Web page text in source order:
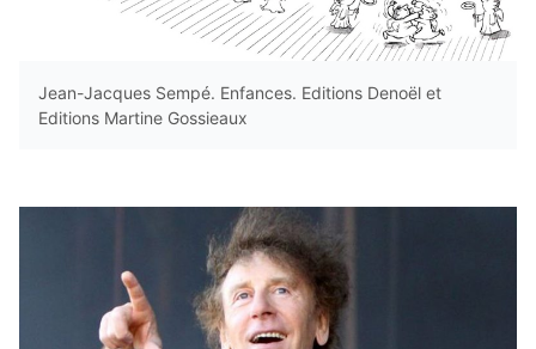
Jean-Jacques Sempé. Enfances. Editions Denoël et
Editions Martine Gossieaux